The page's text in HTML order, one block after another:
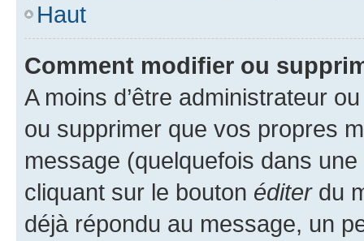
Haut
Comment modifier ou
A moins d’être administrateur
ou supprimer que vos propres
message (quelquefois dans
cliquant sur le bouton éditerdu
déjà répondu au message, un